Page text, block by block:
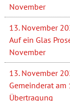
November
13. November
Auf ein Glas
November
13. November
Gemeinderat
Übertragung